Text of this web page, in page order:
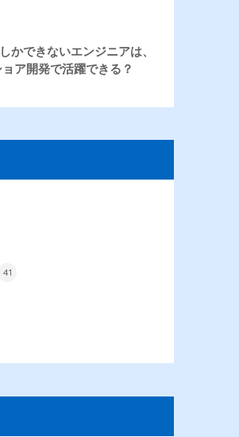
かできないエンジニアは、
ア開発で活躍できる？
41